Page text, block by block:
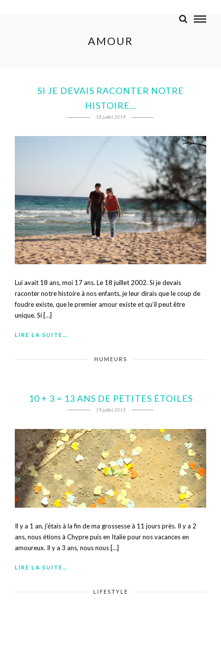
AMOUR
SI JE DEVAIS RACONTER NOTRE
HISTOIRE…
18 juillet 2019
Lui avait 18 ans, moi 17 ans. Le 18 juillet 2002. Si je devais
raconter notre histoire à nos enfants, je leur dirais que le coup de
foudre existe, que le premier amour existe et qu’il peut être
unique. Si […]
LIRE LA SUITE…
HUMEURS
10 + 3 = 13 ANS DE PETITES ÉTOILES
19 juillet 2015
Il y a 1 an, j’étais à la fin de ma grossesse à 11 jours près. Il y a 2
ans, nous étions à Chypre puis en Italie pour nos vacances en
amoureux. Il y a 3 ans, nous nous […]
LIRE LA SUITE…
LIFESTYLE